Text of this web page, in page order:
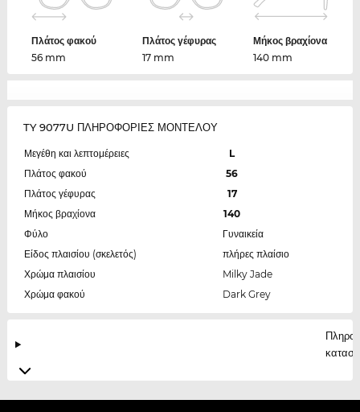
Πλάτος φακού
56 mm
Πλάτος γέφυρας
17 mm
Μήκος βραχίονα
140 mm
TY 9077U ΠΛΗΡΟΦΟΡΙΕΣ ΜΟΝΤΕΛΟΥ
Μεγέθη και λεπτομέρειες
L
Πλάτος φακού
56
Πλάτος γέφυρας
17
Μήκος βραχίονα
140
Φύλο
Γυναικεία
Είδος πλαισίου (σκελετός)
πλήρες πλαίσιο
Χρώμα πλαισίου
Milky Jade
Χρώμα φακού
Dark Grey